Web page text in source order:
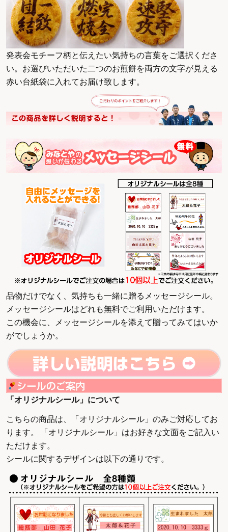
発表会モチーフ柄と伝えたい気持ちの言葉をご選択くださ
い。お選びいただいた二つのお煎餅を両方の文字が見える
赤い台紙袋に入れてお届け致します。
品物だけでなく、気持ちも一緒に贈るメッセージシール。
メッセージシールはどれも無料でご利用いただけます。
この機会に、メッセージシールを添えて贈ってみてはいか
がでしょうか。
「オリジナルシール」について
こちらの商品は、「オリジナルシール」のみご対応してお
ります。 「オリジナルシール」はお好きな文面をご記入い
ただけます。
シールに関するデザインは以下の通りです。